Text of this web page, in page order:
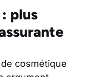
plus
cosmétique